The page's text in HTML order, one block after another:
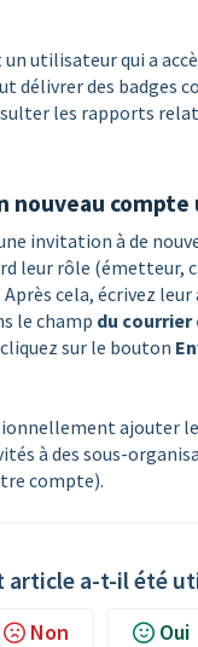
utilisateur qui a
délivrer des badges
les rapports
nouveau
invitation à de
leur rôle (émetteur,
cela, écrivez leur
le champ du
sur le bouton
ajouter
à des sous-
compte).
article a-t-il été
Non Oui